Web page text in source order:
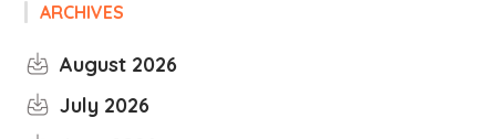
ARCHIVES
August 2026
July 2026